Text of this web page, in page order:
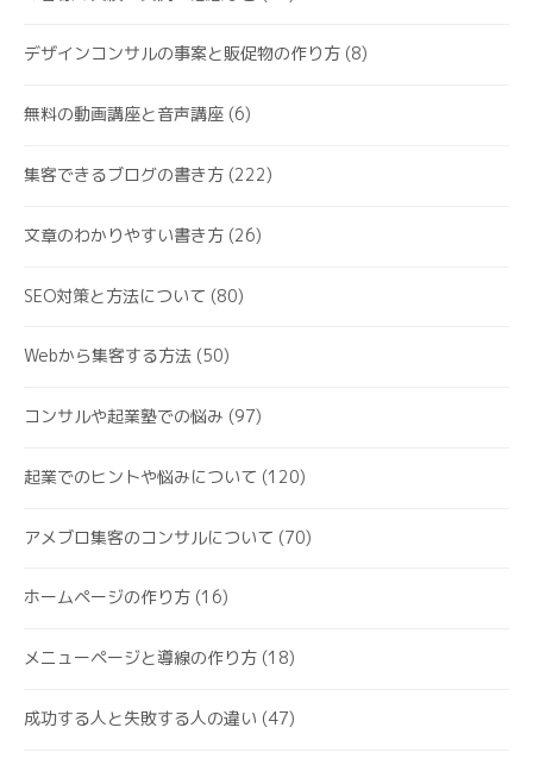
デザインコンサルの事案と販促物の作り方 (8)
無料の動画講座と音声講座 (6)
集客できるブログの書き方 (222)
文章のわかりやすい書き方 (26)
SEO対策と方法について (80)
Webから集客する方法 (50)
コンサルや起業塾での悩み (97)
起業でのヒントや悩みについて (120)
アメブロ集客のコンサルについて (70)
ホームページの作り方 (16)
メニューページと導線の作り方 (18)
成功する人と失敗する人の違い (47)